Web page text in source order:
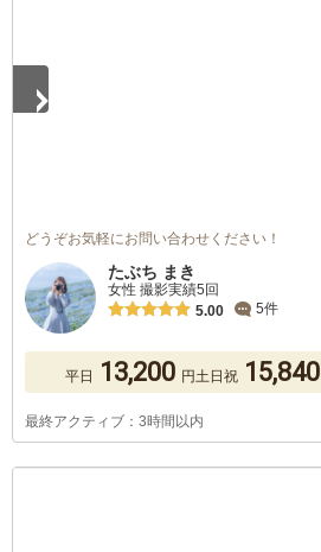
どうぞお気軽にお問い合わせください！
たぶち まき
女性 撮影実績5回
5.00
5件
平日 13,200 円土日祝 15,840
最終アクティブ：3時間以内